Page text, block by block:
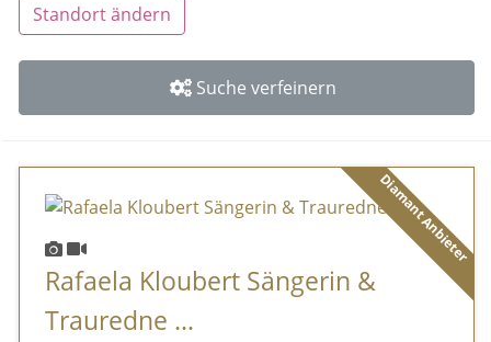
Standort ändern
Suche verfeinern
Diamant Anbieter
Rafaela Kloubert Sängerin &
Trauredne ...